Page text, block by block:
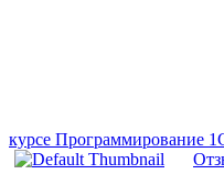
курсе Программирование